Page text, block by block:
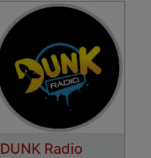
DUNK Radio